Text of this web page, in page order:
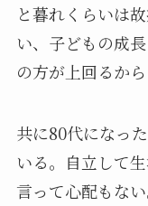
と暮れくらいは
い、子どもの成
の方が上回るか
共に80代になっ
いる。自立して
言って心配もな